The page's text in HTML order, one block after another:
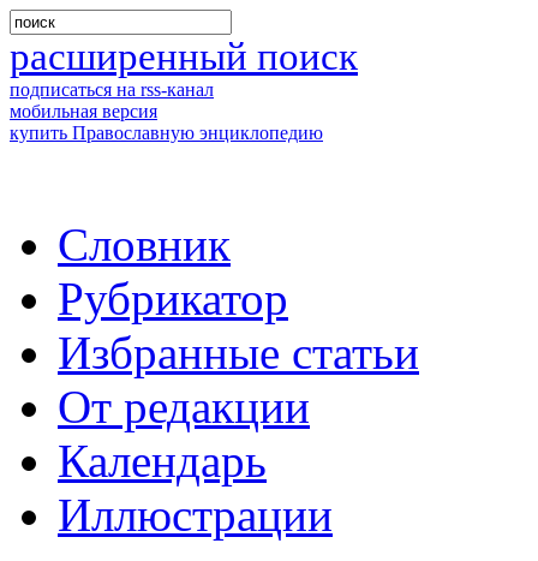
расширенный поиск
подписаться на rss-канал
мобильная версия
купить Православную энциклопедию
Словник
Рубрикатор
Избранные статьи
От редакции
Календарь
Иллюстрации